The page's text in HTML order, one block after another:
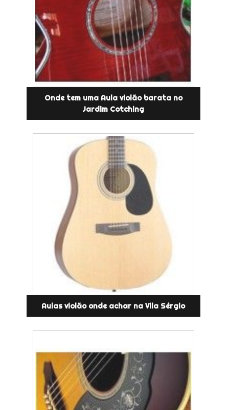
Onde tem uma Aula violão barata no
Jardim Cotching
Aulas violão onde achar na Vila Sérgio